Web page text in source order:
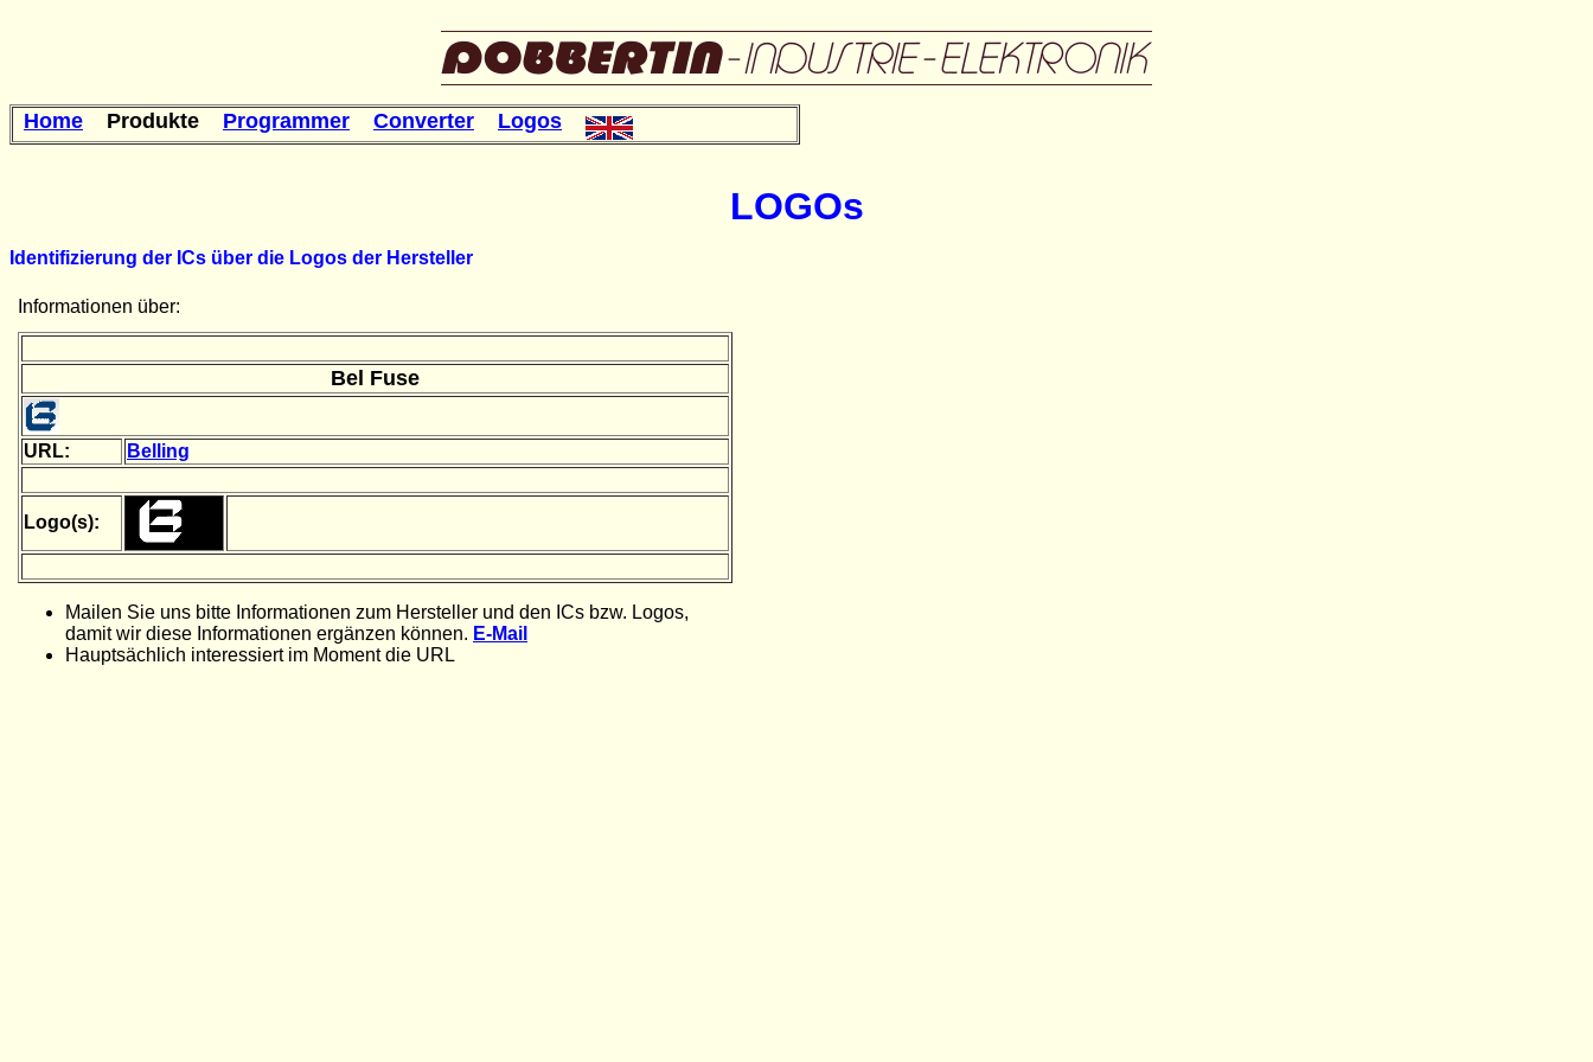
Home Produkte Programmer Converter Logos
LOGOs
Identifizierung der ICs über die Logos der Hersteller
Informationen über:
Bel Fuse
URL: Belling
Logo(s):
Mailen Sie uns bitte Informationen zum Hersteller und den ICs bzw. Logos,
damit wir diese Informationen ergänzen können. E-Mail
Hauptsächlich interessiert im Moment die URL